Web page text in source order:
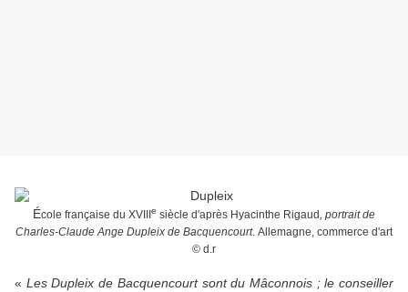
École française du XVIII e siècle d'après Hyacinthe Rigaud, portrait de
Charles-Claude Ange Dupleix de Bacquencourt. Allemagne, commerce d'art
© d.r
« Les Dupleix de Bacquencourt sont du Mâconnois ; le conseiller